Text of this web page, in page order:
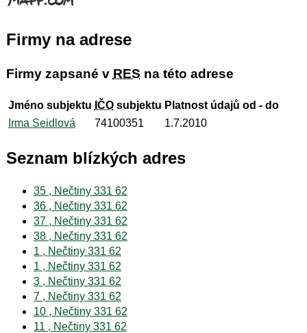
Firmy na adrese
Firmy zapsané v RES na této adrese
Jméno subjektu IČOsubjektu Platnost údajů od - do
Irma Seidlová
74100351 1.7.2010
Seznam blízkých adres
35 , Nečtiny 331 62
36 , Nečtiny 331 62
37 , Nečtiny 331 62
38 , Nečtiny 331 62
1 , Nečtiny 331 62
1 , Nečtiny 331 62
3 , Nečtiny 331 62
7 , Nečtiny 331 62
10 , Nečtiny 331 62
11 , Nečtiny 331 62